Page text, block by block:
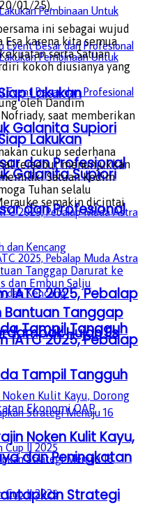
Lakukan
Galanita Supiori
dan Profesional
IATC 2025, Pebalap
Tampil Tangguh
Strategi
Lakukan
Galanita Supiori
dan Profesional
IATC 2025, Pebalap
Tampil Tangguh
01/25).
ini sebagai wujud
Esa karena kita semua
serta Satuan
kokoh diusianya yang
oleh Dandim
saat memberikan
cukup sederhana
tersebut menunjukkan
Satuan Kodim
Tuhan selalu
semakin dicintai
Bantuan Tanggap
Hujan Es
Noken Kulit Kayu,
dan Peningkatan